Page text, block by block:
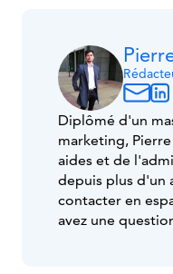
Diplômé d'un
marketing,
aides et de
depuis plus d'un
contacter en
avez une